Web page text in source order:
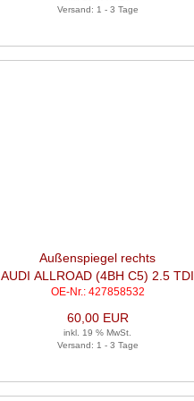
Versand: 1 - 3 Tage
Außenspiegel rechts
AUDI ALLROAD (4BH C5) 2.5 TDI
QUATTRO
OE-Nr.: 427858532
60,00 EUR
inkl. 19 % MwSt.
Versand: 1 - 3 Tage